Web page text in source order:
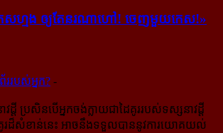
ស​ហ្មង ឲ្យ​តែ​នរណា​ហៅ! ចេញ​មួយ​កេស!»
របស់​​អ្នក? -
ដី ប្រសិន​បើ​អ្នក​ចង់​ក្លាយ​ជា​ដៃគូរ​របស់​ទស្សនាវដ្ដី​
គូរ​ដ៏​សំខាន់​នេះ អាច​នឹង​ទទួល​បាន​នូវ​ការ​យោគយល់